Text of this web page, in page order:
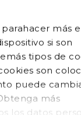
más
si son
tipos de
son
puede
más
los datos